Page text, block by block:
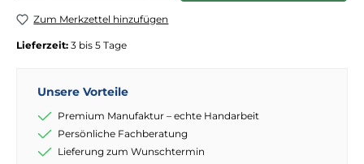
Zum Merkzettel hinzufügen
Lieferzeit: 3 bis 5 Tage
Unsere Vorteile
Premium Manufaktur – echte Handarbeit
Persönliche Fachberatung
Lieferung zum Wunschtermin